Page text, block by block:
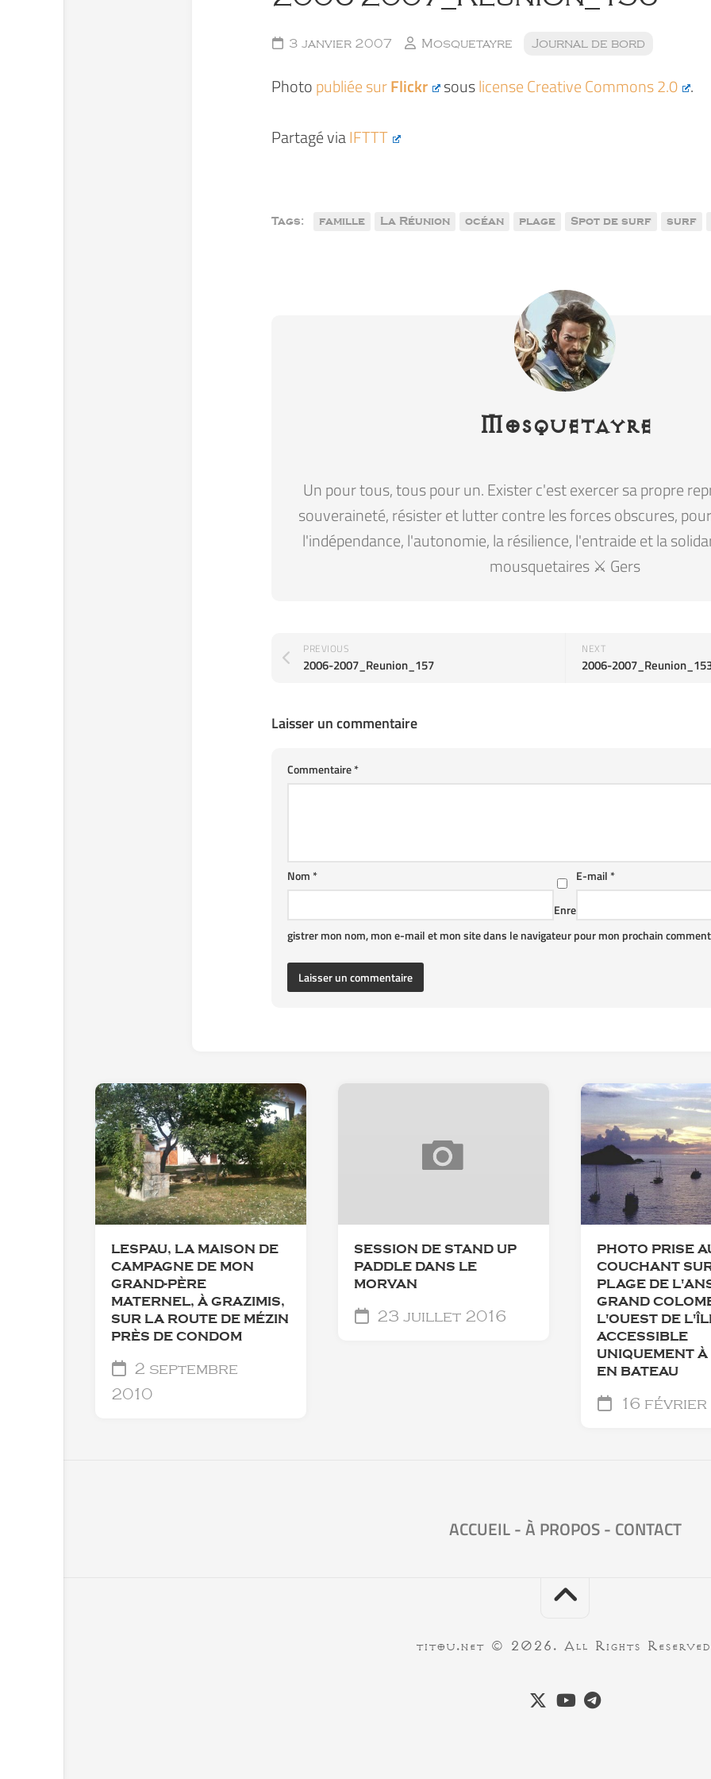
3 janvier 2007 Mosquetayre Journal de bord
Photopubliée surFlickr souslicense Creative Commons 2.0 .
Partagé viaIFTTT
Tags: famille La Réunion océan plage Spot de surf surf
Mosquetayre
Un pour tous, tous pour un. Exister c'est exercer sa propre
souveraineté, résister et lutter contre les forces obscures,
l'indépendance, l'autonomie, la résilience, l'entraide et la
mousquetaires ⚔️ Gers
NEXT
2006-
PREVIOUS
2006-2007_Reunion_157
Laisser un commentaire
Commentaire*
E-mail*
Nom*
Enre
gistrer mon nom, mon e-mail et mon site dans le navigateur pour mon prochain
LESPAU, LA MAISON DE
CAMPAGNE DE MON
GRAND-PÈRE
MATERNEL, À GRAZIMIS,
SUR LA ROUTE DE MÉZIN
PRÈS DE CONDOM
2 septembre
2010
SESSION DE STAND UP
PADDLE DANS LE
MORVAN
23 juillet 2016
PHOTO PRISE
COUCHANT
PLAGE DE
GRAND
L'OUEST DE
ACCESSIBLE
UNIQUEMENT À
EN BATEAU
16 février
ACCUEIL-À PROPOS- CONTACT
titou.net © 2026. All Rights